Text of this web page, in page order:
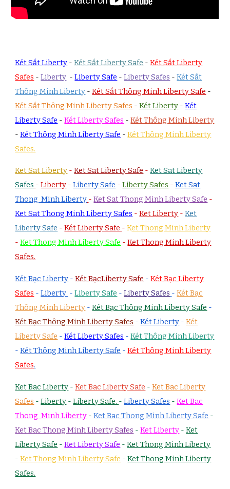
Két Sắt Liberty -Két Sắt Liberty Safe -Két Sắt Liberty
Safes -Liberty -Liberty Safe -Liberty Safes -Két Sắt
Thông Minh Liberty -Két Sắt Thông Minh Liberty Safe -
Két Sắt Thông Minh Liberty Safes -Két Liberty -Két
Liberty Safe -Két Liberty Safes -Két Thông Minh Liberty
-Két Thông Minh Liberty Safe -Két Thông Minh Liberty
Safes.
Ket Sat Liberty -Ket Sat Liberty Safe -Ket Sat Liberty
Safes -Liberty -Liberty Safe -Liberty Safes -Ket Sat
Thong Minh Liberty -Ket Sat Thong Minh Liberty Safe -
Ket Sat Thong Minh Liberty Safes -Ket Liberty -Ket
Liberty Safe -Két Liberty Safe -Ket Thong Minh Liberty
-Ket Thong Minh Liberty Safe -Ket Thong Minh Liberty
Safes.
Két Bạc Liberty -Két BạcLiberty Safe -Két Bạc Liberty
Safes -Liberty -Liberty Safe -Liberty Safes -Két Bạc
Thông Minh Liberty -Két Bạc Thông Minh Liberty Safe -
Két Bạc Thông Minh Liberty Safes -Két Liberty -Két
Liberty Safe -Két Liberty Safes -Két Thông Minh Liberty
-Két Thông Minh Liberty Safe -Két Thông Minh Liberty
Safes.
Ket Bac Liberty -Ket Bac Liberty Safe -Ket Bac Liberty
Safes -Liberty -Liberty Safe. -Liberty Safes -Ket Bac
Thong Minh Liberty -Ket Bac Thong Minh Liberty Safe -
Ket Bac Thong Minh Liberty Safes -Ket Liberty -Ket
Liberty Safe -Ket Liberty Safe -Ket Thong Minh Liberty
-Ket Thong Minh Liberty Safe -Ket Thong Minh Liberty
Safes.